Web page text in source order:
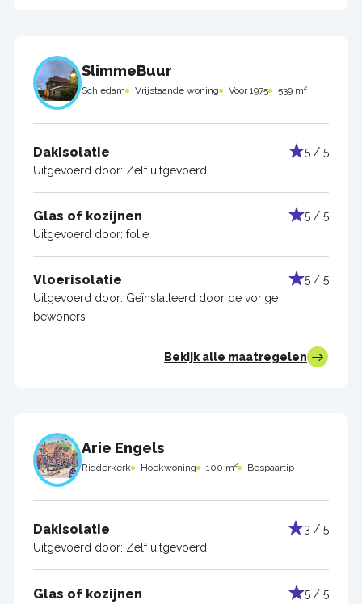
SlimmeBuur
Schiedam Vrijstaande woning Voor 1975 539 m²
Dakisolatie
5 / 5
Uitgevoerd door: Zelf uitgevoerd
Glas of kozijnen
5 / 5
Uitgevoerd door: folie
Vloerisolatie
5 / 5
Uitgevoerd door: Geïnstalleerd door de vorige
bewoners
Bekijk alle maatregelen
Arie Engels
Ridderkerk Hoekwoning 100 m² Bespaartip
Dakisolatie
3 / 5
Uitgevoerd door: Zelf uitgevoerd
Glas of kozijnen
5 / 5